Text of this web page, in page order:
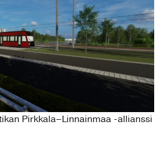
Pirkkala–Linnainmaa -allianssi